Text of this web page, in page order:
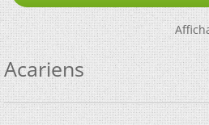
Acariens